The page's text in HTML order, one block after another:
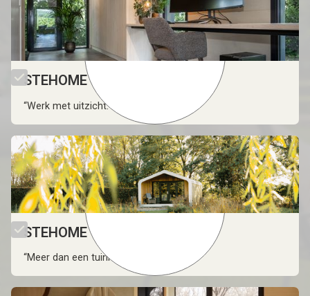
STEHOME Office
“Werk met uitzicht.”
STEHOME Garden
“Meer dan een tuinhuis.''